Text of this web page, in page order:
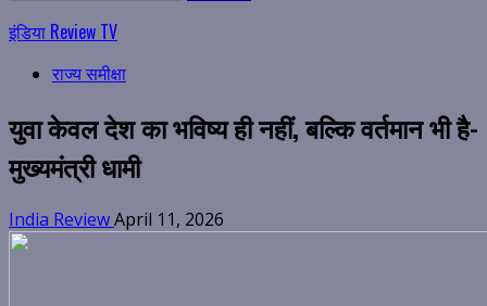
इंडिया Review TV
राज्य समीक्षा
युवा केवल देश का भविष्य ही नहीं, बल्कि वर्तमान भी है-
मुख्यमंत्री धामी
India ReviewApril 11, 2026